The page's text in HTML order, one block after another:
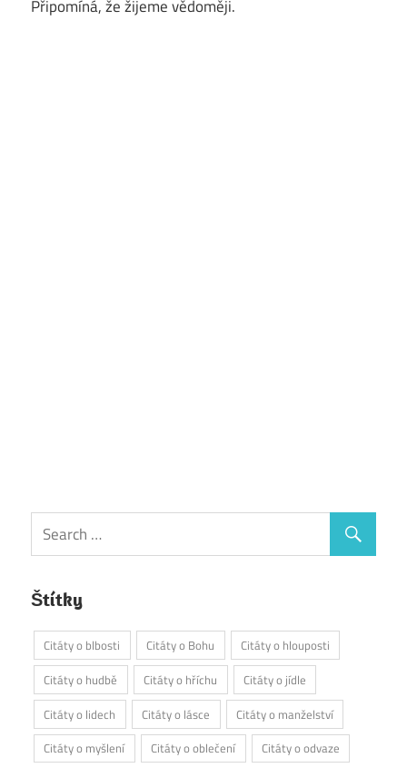
Připomíná, že žijeme vědoměji.
Štítky
Citáty o blbosti Citáty o Bohu
Citáty o hlouposti
Citáty o hudbě
Citáty o hříchu
Citáty o jídle
Citáty o lidech
Citáty o lásce
Citáty o manželství
Citáty o myšlení
Citáty o oblečení Citáty o odvaze